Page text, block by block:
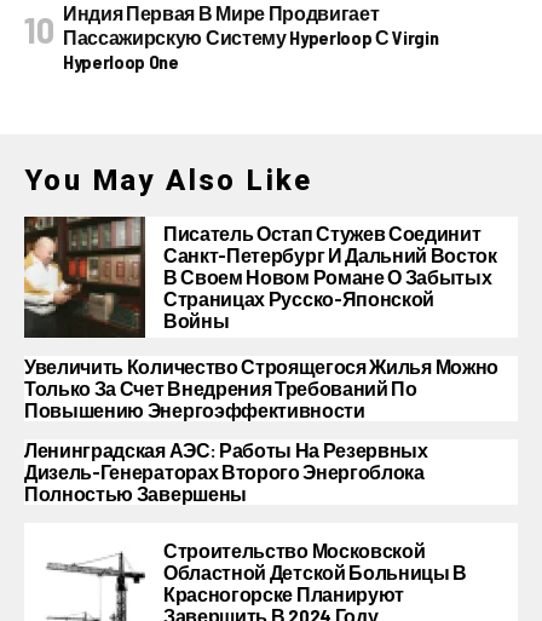
Индия Первая В Мире Продвигает
Пассажирскую Систему Hyperloop С Virgin
Hyperloop One
You May Also Like
Писатель Остап Стужев Соединит
Санкт-Петербург И Дальний Восток
В Своем Новом Романе О Забытых
Страницах Русско-Японской
Войны
Увеличить Количество Строящегося Жилья Можно
Только За Счет Внедрения Требований По
Повышению Энергоэффективности
Ленинградская АЭС: Работы На Резервных
Дизель-Генераторах Второго Энергоблока
Полностью Завершены
Строительство Московской
Областной Детской Больницы В
Красногорске Планируют
Завершить В 2024 Году